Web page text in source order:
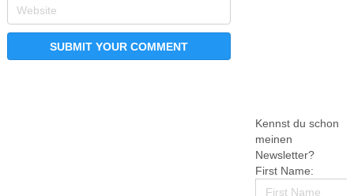
Kennst du schon
meinen
Newsletter?
First Name: